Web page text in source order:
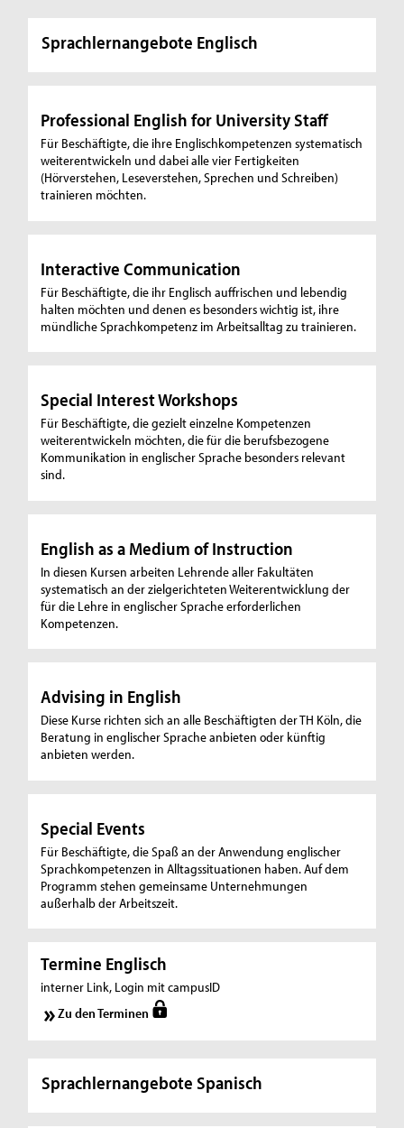
Sprachlernangebote Englisch
Professional English for University Staff
Für Beschäftigte, die ihre Englischkompetenzen systematisch
weiterentwickeln und dabei alle vier Fertigkeiten
(Hörverstehen, Leseverstehen, Sprechen und Schreiben)
trainieren möchten.
Interactive Communication
Für Beschäftigte, die ihr Englisch auffrischen und lebendig
halten möchten und denen es besonders wichtig ist, ihre
mündliche Sprachkompetenz im Arbeitsalltag zu trainieren.
Special Interest Workshops
Für Beschäftigte, die gezielt einzelne Kompetenzen
weiterentwickeln möchten, die für die berufsbezogene
Kommunikation in englischer Sprache besonders relevant
sind.
English as a Medium of Instruction
In diesen Kursen arbeiten Lehrende aller Fakultäten
systematisch an der zielgerichteten Weiterentwicklung der
für die Lehre in englischer Sprache erforderlichen
Kompetenzen.
Advising in English
Diese Kurse richten sich an alle Beschäftigten der TH Köln, die
Beratung in englischer Sprache anbieten oder künftig
anbieten werden.
Special Events
Für Beschäftigte, die Spaß an der Anwendung englischer
Sprachkompetenzen in Alltagssituationen haben. Auf dem
Programm stehen gemeinsame Unternehmungen
außerhalb der Arbeitszeit.
Termine Englisch
interner Link, Login mit campusID
Zu den Terminen
Sprachlernangebote Spanisch